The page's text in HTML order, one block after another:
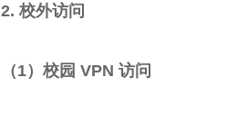
2. 校外访问
（1）校园 VPN 访问